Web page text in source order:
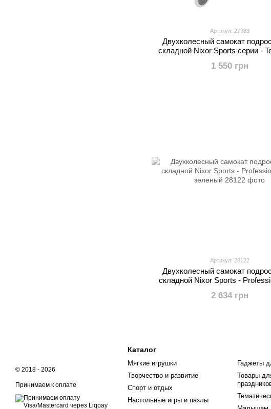
Артикул: 27983
Двухколесный самокат
складной Nixor Sports серии -
1 550 грн
Артикул: 28122
Двухколесный самокат
складной Nixor Sports -
2 634 грн
© 2018 - 2026
Принимаем к оплате
Каталог
Мягкие игрушки
Творчество и развитие
Спорт и отдых
Настольные игры и пазлы
Гаджеты
Товары